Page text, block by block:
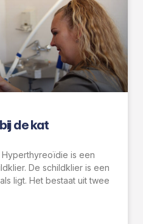
de kat
is een
De schildklier is een
ligt. Het bestaat uit twee